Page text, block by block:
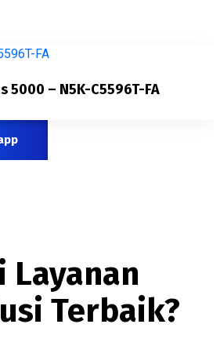
5000 – N5K-C5596T-FA
Layanan
Terbaik?